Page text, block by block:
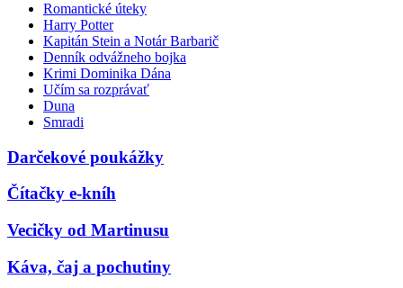
Romantické úteky
Harry Potter
Kapitán Stein a Notár Barbarič
Denník odvážneho bojka
Krimi Dominika Dána
Učím sa rozprávať
Duna
Smradi
Darčekové poukážky
Čítačky e-kníh
Vecičky od Martinusu
Káva, čaj a pochutiny